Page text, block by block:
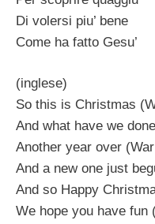
Di volersi piu’ bene
Come ha fatto Gesu’
(inglese)
So this is Christmas
And what have we
Another year over
And a new one just
And so Happy
We hope you have fun